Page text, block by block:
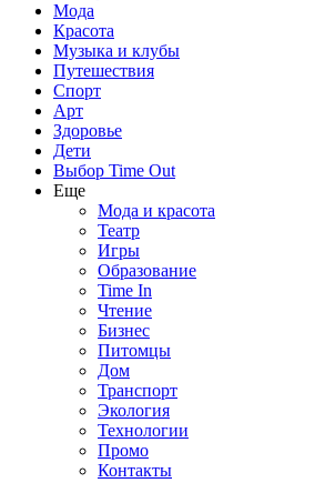
Мода
Красота
Музыка и клубы
Путешествия
Спорт
Арт
Здоровье
Дети
Выбор Time Out
Еще
Мода и красота
Театр
Игры
Образование
Time In
Чтение
Бизнес
Питомцы
Дом
Транспорт
Экология
Технологии
Промо
Контакты